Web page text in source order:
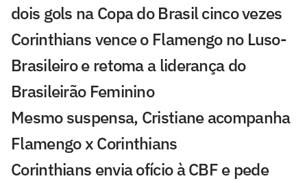
dois gols na Copa do Brasil cinco vezes
Corinthians vence o Flamengo no Luso-
Brasileiro e retoma a liderança do
Brasileirão Feminino
Mesmo suspensa, Cristiane acompanha
Flamengo x Corinthians
Corinthians envia ofício à CBF e pede